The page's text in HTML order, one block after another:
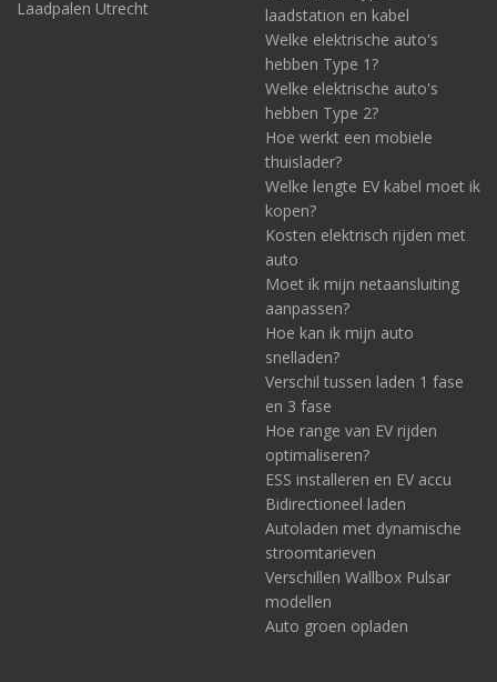
Laadpalen Utrecht
laadstation en kabel
Welke elektrische auto's
hebben Type 1?
Welke elektrische auto's
hebben Type 2?
Hoe werkt een mobiele
thuislader?
Welke lengte EV kabel moet ik
kopen?
Kosten elektrisch rijden met
auto
Moet ik mijn netaansluiting
aanpassen?
Hoe kan ik mijn auto
snelladen?
Verschil tussen laden 1 fase
en 3 fase
Hoe range van EV rijden
optimaliseren?
ESS installeren en EV accu
Bidirectioneel laden
Autoladen met dynamische
stroomtarieven
Verschillen Wallbox Pulsar
modellen
Auto groen opladen